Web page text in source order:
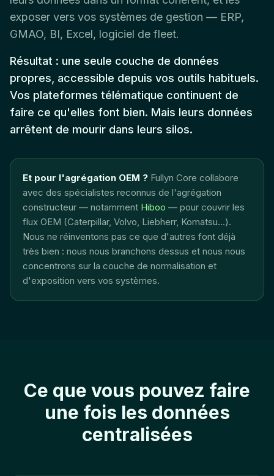
exposer vers vos systèmes de gestion — ERP,
GMAO, BI, Excel, logiciel de fleet.
Résultat : une seule couche de données
propres, accessible depuis vos outils habituels.
Vos plateformes télématique continuent de
faire ce qu'elles font bien. Mais leurs données
arrêtent de mourir dans leurs silos.
Et pour l'agrégation OEM ? Fullyn Core collabore
avec des spécialistes reconnus de l'agrégation
constructeur — notamment Hiboo — pour couvrir les
flux OEM (Caterpillar, Volvo, Liebherr, Komatsu…).
Nous ne réinventons pas ce que d'autres font déjà
très bien : nous nous branchons dessus et nous nous
concentrons sur la couche de normalisation et
d'exposition vers vos systèmes.
Ce que vous pouvez faire
une fois les données
centralisées